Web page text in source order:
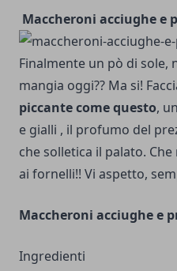
Maccheroni acciughe e
Finalmente un pò di sole,
mangia oggi?? Ma si!
piccante come questo,
e gialli , il profumo del
che solletica il palato.
ai fornelli!! Vi aspetto,
Maccheroni acciughe e
Ingredienti